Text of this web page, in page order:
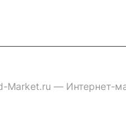
Market.ru — Интернет-